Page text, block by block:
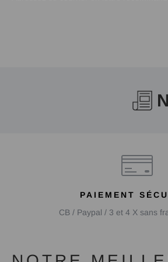
PAIEMENT
CB / Paypal / 3 et 4 X sans